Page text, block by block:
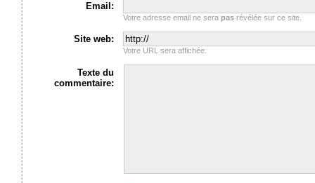
Email:
Votre adresse email ne serapas révélée sur ce site.
Site web:
Votre URL sera affichée.
Texte du
commentaire: